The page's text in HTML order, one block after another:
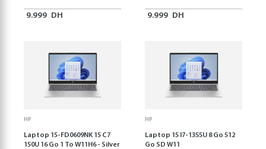
9.999 DH 9.999 DH
HP
Laptop 15-FD0609NK 15 C7
150U 16 Go 1 To W11H6 - Silver
HP
Laptop 15 I7-1355U 8 Go 512
Go SD W11